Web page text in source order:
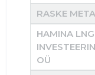
RASKE
HAMINA LNG
OÜ